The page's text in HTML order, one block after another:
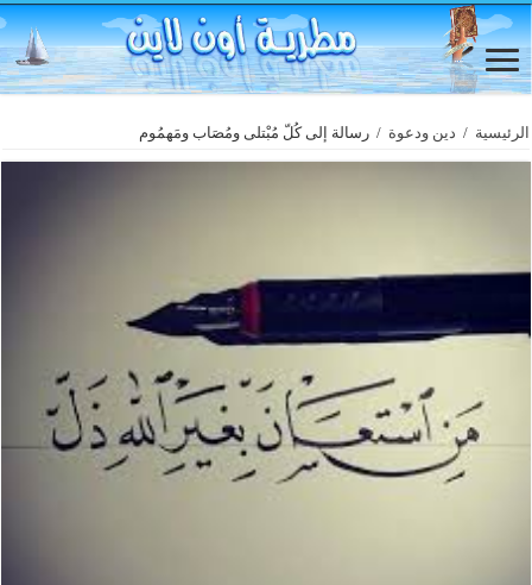
الرئيسية / دين ودعوة / رسالة إلى كُلّ مُبْتلى ومُصَاب ومَهمُوم